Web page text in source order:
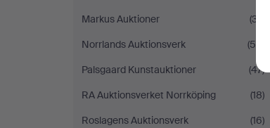
Markus Auktioner
(37)
Norrlands Auktionsverk
(59)
Palsgaard Kunstauktioner
(47)
RA Auktionsverket Norrköping
(18)
Roslagens Auktionsverk
(16)